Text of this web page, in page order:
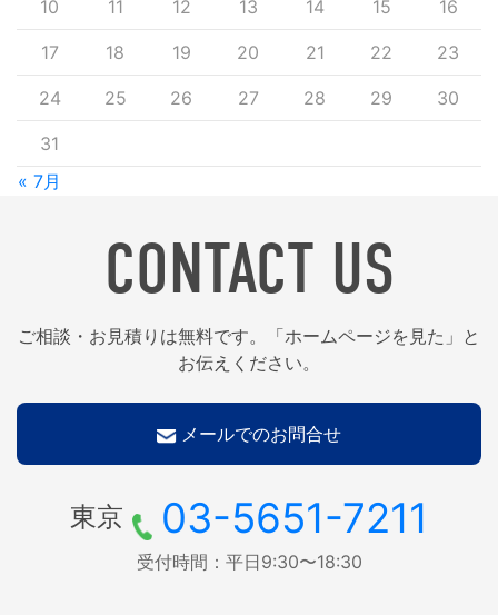
« 7月
10 11 12 13 14 15 16
17 18 19 20 21 22 23
24 25 26 27 28 29 30
31
CONTACT US
ご相談・お見積りは無料です。「ホームページを見た」と
お伝えください。
メールでのお問合せ
東京 03-5651-7211
受付時間：平日9:30〜18:30